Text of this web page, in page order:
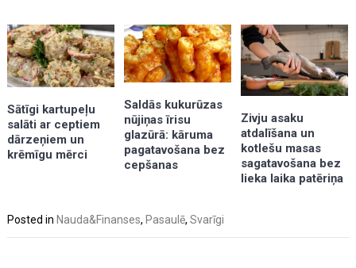
Sātīgi kartupeļu
salāti ar ceptiem
dārzeņiem un
krēmīgu mērci
Saldās kukurūzas
nūjiņas īrisu
glazūrā: kāruma
pagatavošana bez
cepšanas
Zivju asaku
atdalīšana un
kotlešu masas
sagatavošana bez
lieka laika patēriņa
Posted inNauda&Finanses,Pasaulē,Svarīgi